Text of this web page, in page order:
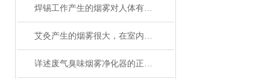
焊锡工作产生的烟雾对人体有害吗，有什么应对措施
艾灸产生的烟雾很大，在室内难以散去，有什么解决方法
详述废气臭味烟雾净化器的正确操作使用方法